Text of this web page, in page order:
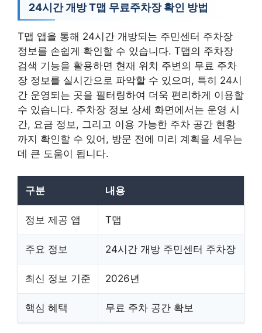
24시간 개방 T맵 무료주차장 확인 방법
T맵 앱을 통해 24시간 개방되는 주민센터 주차장
정보를 손쉽게 확인할 수 있습니다. T맵의 주차장
검색 기능을 활용하면 현재 위치 주변의 무료 주차
장 정보를 실시간으로 파악할 수 있으며, 특히 24시
간 운영되는 곳을 필터링하여 더욱 편리하게 이용할
수 있습니다. 주차장 정보 상세 화면에서는 운영 시
간, 요금 정보, 그리고 이용 가능한 주차 공간 현황
까지 확인할 수 있어, 방문 전에 미리 계획을 세우는
데 큰 도움이 됩니다.
구분 내용
정보 제공 앱 T맵
주요 정보 24시간 개방 주민센터 주차장
최신 정보 기준 2026년
핵심 혜택 무료 주차 공간 확보